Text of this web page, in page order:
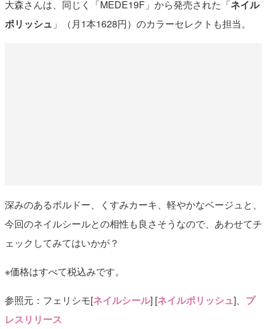
大森さんは、同じく「MEDE19F」から発売された「ネイル
ポリッシュ 」（月1本1628円）のカラーセレクトも担当。
深みのあるボルドー、くすみカーキ、軽やかなベージュと、
今回のネイルシールとの相性も良さそうなので、あわせてチ
ェックしてみてはいかが？
※価格はすべて税込みです。
参照元：フェリシモ[ネイルシール] [ネイルポリッシュ]、 プ
レスリリース